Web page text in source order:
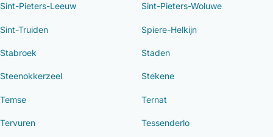
Sint-Pieters-Leeuw Sint-Pieters-Woluwe
Sint-Truiden Spiere-Helkijn
Stabroek Staden
Steenokkerzeel Stekene
Temse Ternat
Tervuren Tessenderlo